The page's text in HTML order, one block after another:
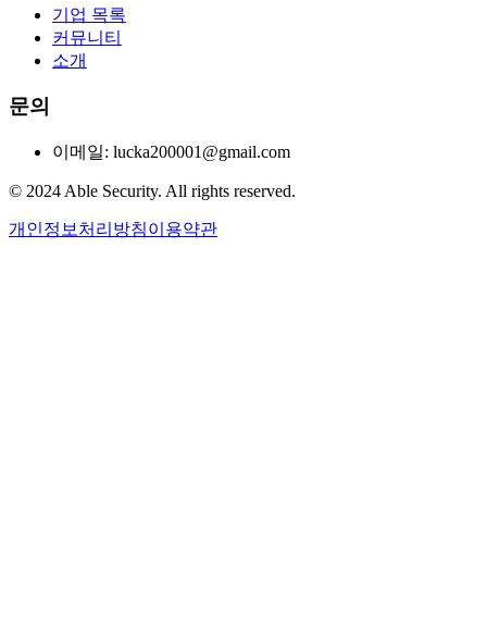
기업 목록
커뮤니티
소개
문의
이메일: lucka200001@gmail.com
© 2024 Able Security. All rights reserved.
개인정보처리방침이용약관